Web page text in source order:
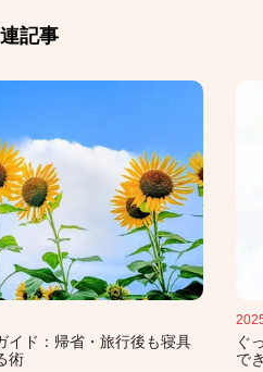
記事
イド：帰省・旅行後も寝具
術
ぐ
で